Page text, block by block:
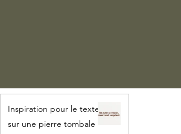
Inspiration pour le texte
sur une pierre tombale